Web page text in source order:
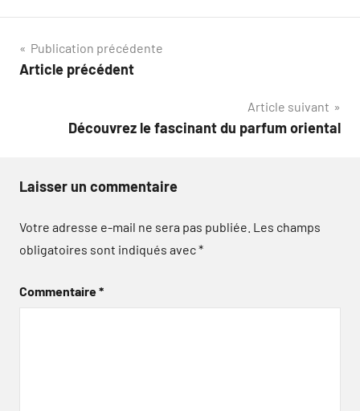
Navigation
de
Publication précédente
Article précédent
Article suivant
Découvrez le fascinant du parfum oriental
Laisser un commentaire
Votre adresse e-mail ne sera pas publiée. Les champs
obligatoires sont indiqués avec*
Commentaire*